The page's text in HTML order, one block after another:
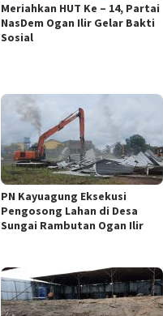
Meriahkan HUT Ke – 14, Partai
NasDem Ogan Ilir Gelar Bakti
Sosial
PN Kayuagung Eksekusi
Pengosong Lahan di Desa
Sungai Rambutan Ogan Ilir